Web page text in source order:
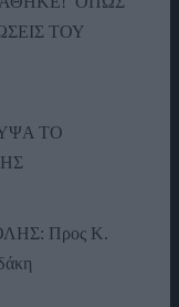
ΤΟΥ
ΤΟ
Προς K.